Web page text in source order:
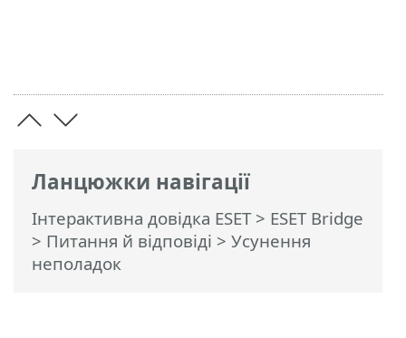
Ланцюжки навігації
Інтерактивна довідка ESET> ESET Bridge
> Питання й відповіді > Усунення
неполадок